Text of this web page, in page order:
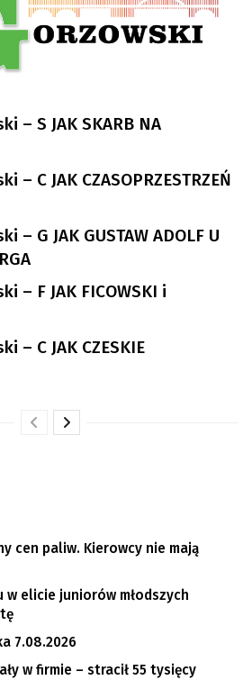
– S JAK SKARB NA
– C JAK CZASOPRZESTRZEŃ
– G JAK GUSTAW ADOLF U
– F JAK FICOWSKI i
– C JAK CZESKIE
cen paliw. Kierowcy nie mają
w elicie juniorów młodszych
7.08.2026
w firmie – stracił 55 tysięcy